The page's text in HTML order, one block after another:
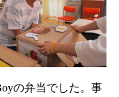
の弁当でした。事